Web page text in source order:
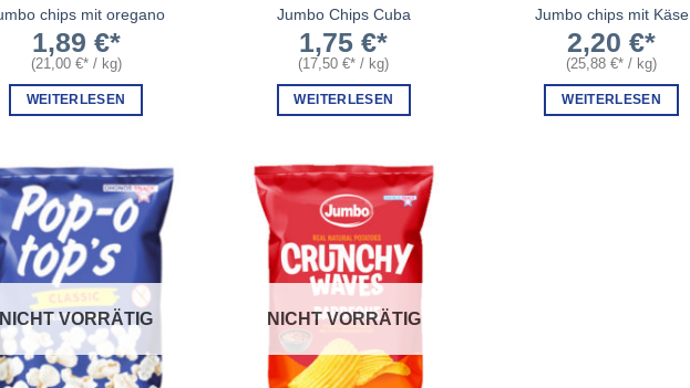
chips mit oregano
1,89 €
(21,00 € / kg)
WEITERLESEN
Jumbo Chips Cuba
1,75€
(17,50€ / kg)
WEITERLESEN
Jumbo chips mit Käse
2,20€
(25,88€ / kg)
WEITERLESEN
NICHT VORRÄTIG NICHT VORRÄTIG